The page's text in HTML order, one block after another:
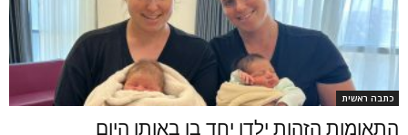
כתבה ראשית
התאומות הזהות ילדו יחד בן באותו היום